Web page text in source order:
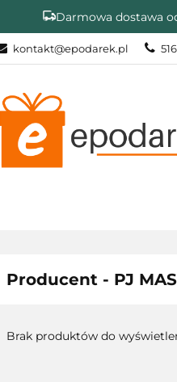
Darmowa dostawa
kontakt@epodarek.pl
Producent - PJ
Brak produktów do